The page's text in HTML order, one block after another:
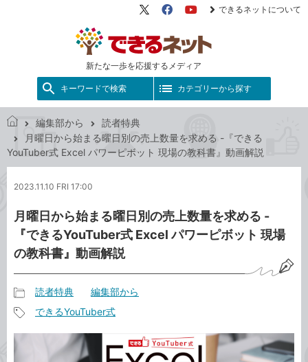
新たな一歩を応援するメディア
X（旧
FacebookYouTube
できるネットについて
キーワードで検索 カテゴリーから探す
で
き
ッ
編集部から
読者特典
月曜日から始まる曜日別の売上数量を求める -『できる
YouTuber式 Excel パワーピボット 現場の教科書』動画解説
2023.11.10 FRI 17:00
月曜日から始まる曜日別の売上数量を求める -
『できるYouTuber式 Excel パワーピボット 現場
の教科書』動画解説
事
カ
読者特典 編集部から
できるYouTuber式